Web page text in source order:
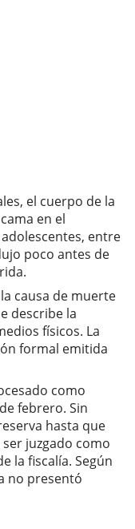
el cuerpo de la
en el
entre
poco antes de
causa de muerte
describe la
físicos. La
formal emitida
como
febrero. Sin
hasta que
juzgado como
la fiscalía. Según
no presentó